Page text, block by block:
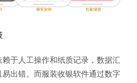
于人工操作和纸质记录，数据汇
出错。而服装收银软件通过数字